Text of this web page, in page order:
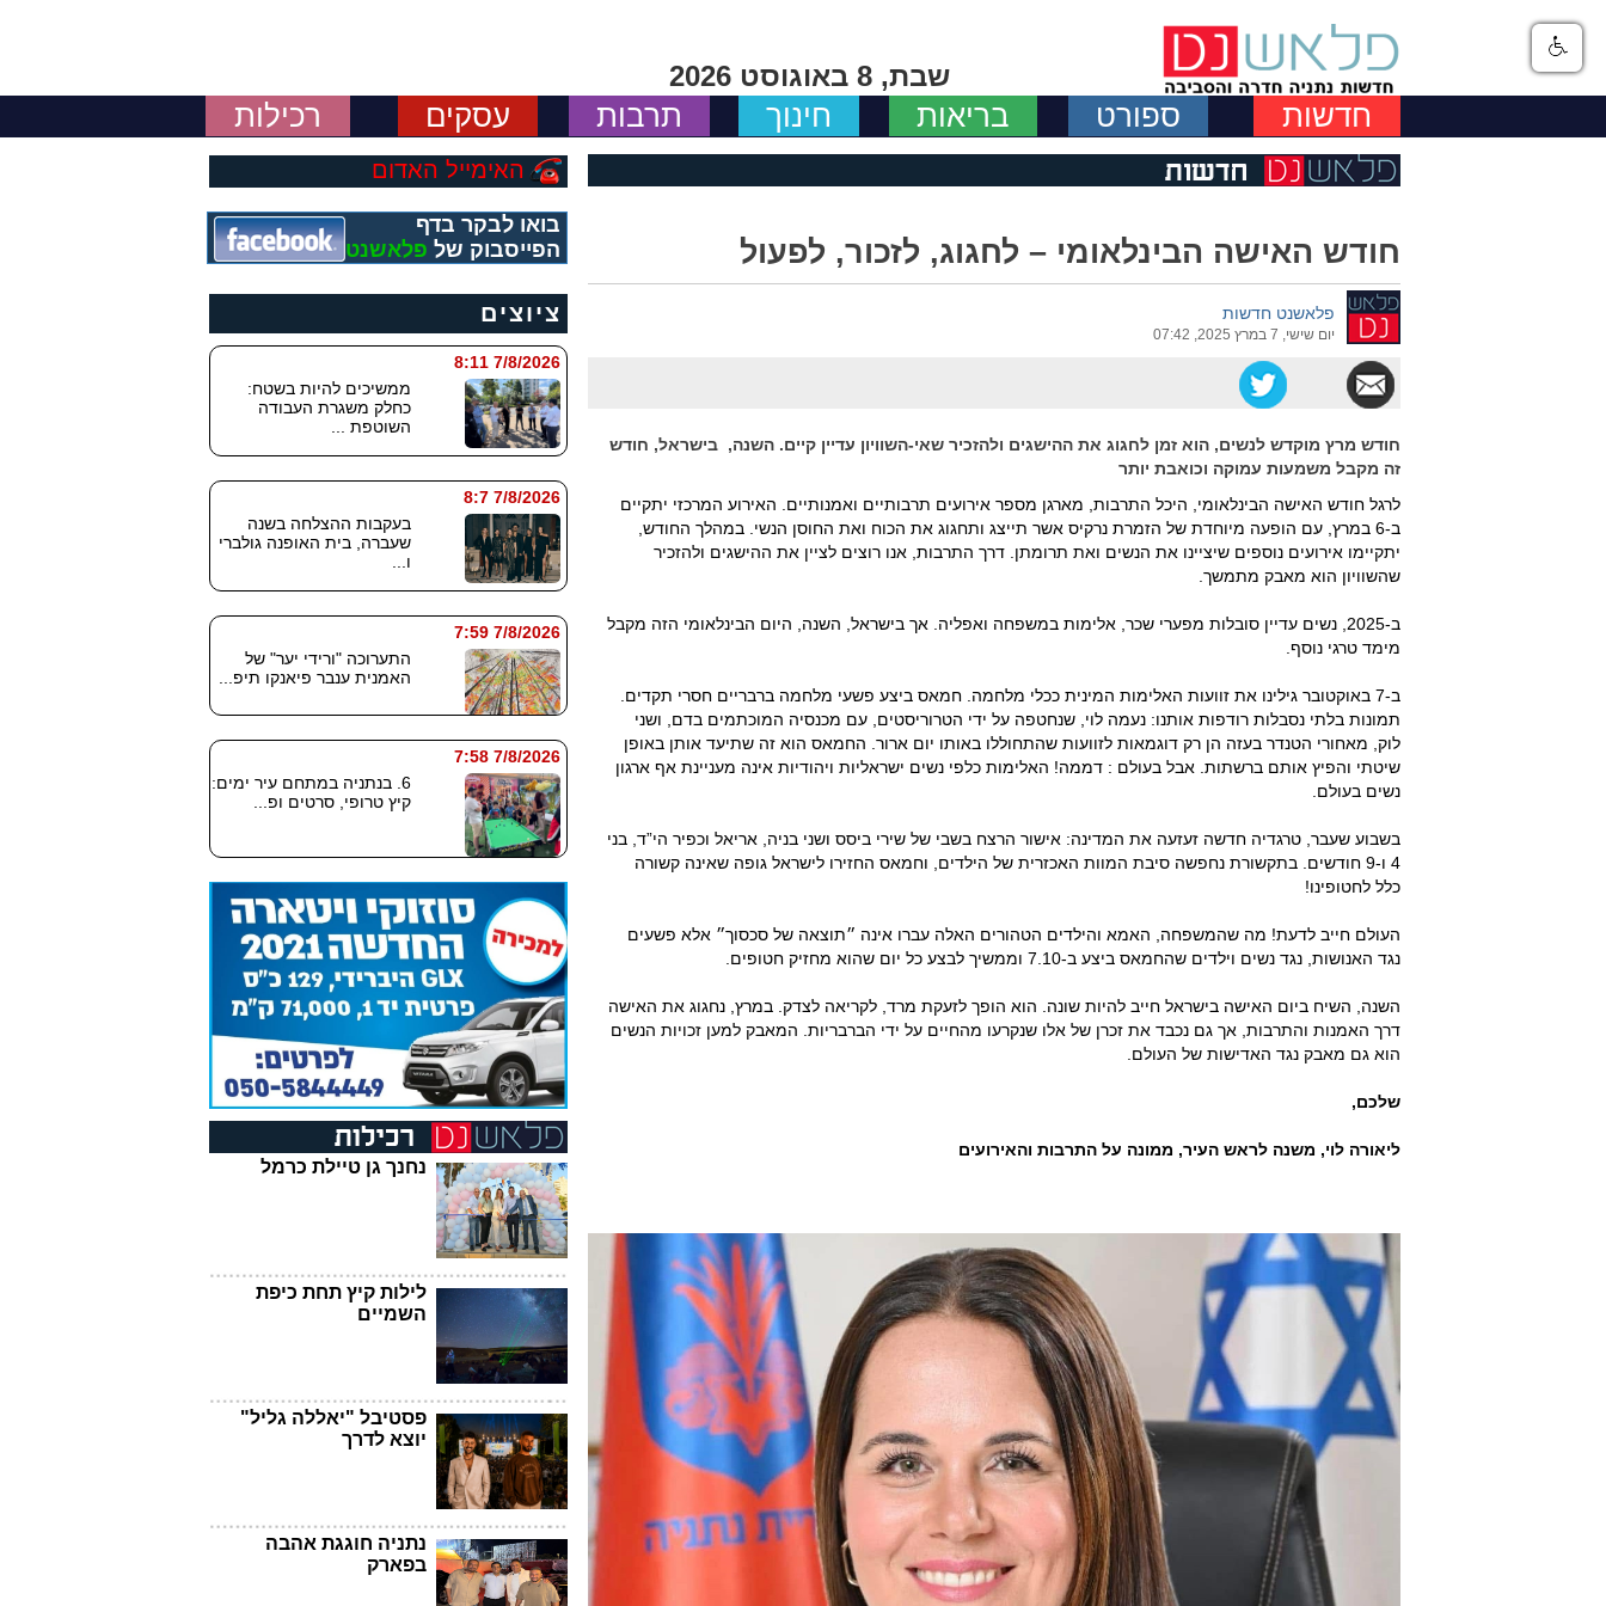
שבת, 8 באוגוסט 2026
חדשות ספורט בריאות חינוך תרבות עסקים רכילות
חודש האישה הבינלאומי – לחגוג, לזכור, לפעול
פלאשנט חדשות
יום שישי, 7 במרץ 2025, 07:42
חודש מרץ מוקדש לנשים, הוא זמן לחגוג את ההישגים ולהזכיר שאי-השוויון עדיין קיים. השנה, בישראל, חודש
זה מקבל משמעות עמוקה וכואבת יותר
לרגל חודש האישה הבינלאומי, היכל התרבות, מארגן מספר אירועים תרבותיים ואמנותיים. האירוע המרכזי יתקיים
ב-6 במרץ, עם הופעה מיוחדת של הזמרת נרקיס אשר תייצג ותחגוג את הכוח ואת החוסן הנשי. במהלך החודש,
יתקיימו אירועים נוספים שיציינו את הנשים ואת תרומתן. דרך התרבות, אנו רוצים לציין את ההישגים ולהזכיר
שהשוויון הוא מאבק מתמשך.
ב-2025, נשים עדיין סובלות מפערי שכר, אלימות במשפחה ואפליה. אך בישראל, השנה, היום הבינלאומי הזה מקבל
מימד טרגי נוסף.
ב-7 באוקטובר גילינו את זוועות האלימות המינית ככלי מלחמה. חמאס ביצע פשעי מלחמה ברבריים חסרי תקדים.
תמונות בלתי נסבלות רודפות אותנו: נעמה לוי, שנחטפה על ידי הטרוריסטים, עם מכנסיה המוכתמים בדם, ושני
לוק, מאחורי הטנדר בעזה הן רק דוגמאות לזוועות שהתחוללו באותו יום ארור. החמאס הוא זה שתיעד אותן באופן
שיטתי והפיץ אותם ברשתות. אבל בעולם : דממה! האלימות כלפי נשים ישראליות ויהודיות אינה מעניינת אף ארגון
נשים בעולם.
בשבוע שעבר, טרגדיה חדשה זעזעה את המדינה: אישור הרצח בשבי של שירי ביסס ושני בניה, אריאל וכפיר הי”ד, בני
4 ו-9 חודשים. בתקשורת נחפשה סיבת המוות האכזרית של הילדים, וחמאס החזירו לישראל גופה שאינה קשורה
כלל לחטופינו!
העולם חייב לדעת! מה שהמשפחה, האמא והילדים הטהורים האלה עברו אינה ״תוצאה של סכסוך״ אלא פשעים
נגד האנושות, נגד נשים וילדים שהחמאס ביצע ב-7.10 וממשיך לבצע כל יום שהוא מחזיק חטופים.
השנה, השיח ביום האישה בישראל חייב להיות שונה. הוא הופך לזעקת מרד, לקריאה לצדק. במרץ, נחגוג את האישה
דרך האמנות והתרבות, אך גם נכבד את זכרן של אלו שנקרעו מהחיים על ידי הברבריות. המאבק למען זכויות הנשים
הוא גם מאבק נגד האדישות של העולם.
שלכם,
ליאורה לוי, משנה לראש העיר, ממונה על התרבות והאירועים
האימייל האדום
בואו לבקר בדף
הפייסבוק של פלאשנט
ציוצים
7/8/2026 8:11
ממשיכים להיות בשטח:
כחלק משגרת העבודה
השוטפת ...
7/8/2026 8:7
בעקבות ההצלחה בשנה
שעברה, בית האופנה גולברי
ו...
7/8/2026 7:59
התערוכה "ורידי יער" של
האמנית ענבר פיאנקו תיפ...
7/8/2026 7:58
6. בנתניה במתחם עיר ימים:
קיץ טרופי, סרטים ופ...
נחנך גן טיילת כרמל
לילות קיץ תחת כיפת
השמיים
פסטיבל "יאללה גליל"
יוצא לדרך
נתניה חוגגת אהבה
בפארק